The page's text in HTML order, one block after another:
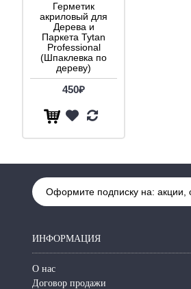
Герметик
акриловый для
Дерева и
Паркета Tytan
Professional
(Шпаклевка по
дереву)
450₽
Оформите подписку на: акции,
ИНФОРМАЦИЯ
О нас
Договор продажи